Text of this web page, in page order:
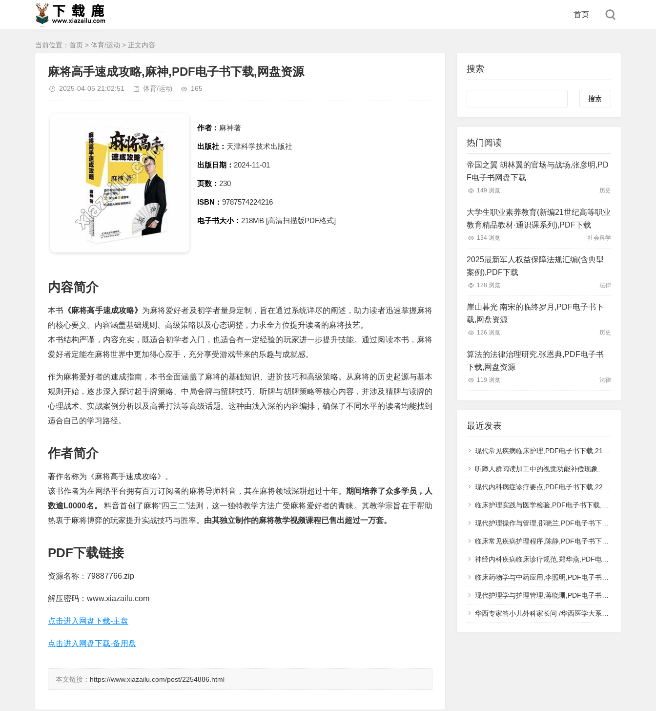
首页
当前位置： 首页 > 体育/运动 > 正文内容
麻将高手速成攻略,麻神,PDF电子书下载,网盘资源
2025-04-05 21:02:51 体育/运动 165
作者： 麻神著
出版社： 天津科学技术出版社
出版日期： 2024-11-01
页数： 230
ISBN： 9787574224216
电子书大小： 218MB [高清扫描版PDF格式]
内容简介
本书 《麻将高手速成攻略》 为麻将爱好者及初学者量身定制，旨在通过系统详尽的阐述，助力读者迅速掌握麻将
的核心要义。内容涵盖基础规则、高级策略以及心态调整，力求全方位提升读者的麻将技艺。
本书结构严谨，内容充实，既适合初学者入门，也适合有一定经验的玩家进一步提升技能。通过阅读本书，麻将
爱好者定能在麻将世界中更加得心应手，充分享受游戏带来的乐趣与成就感。
作为麻将爱好者的速成指南，本书全面涵盖了麻将的基础知识、进阶技巧和高级策略。从麻将的历史起源与基本
规则开始，逐步深入探讨起手牌策略、中局舍牌与留牌技巧、听牌与胡牌策略等核心内容，并涉及猜牌与读牌的
心理战术、实战案例分析以及高番打法等高级话题。这种由浅入深的内容编排，确保了不同水平的读者均能找到
适合自己的学习路径。
作者简介
著作名称为《麻将高手速成攻略》。
该书作者为在网络平台拥有百万订阅者的麻将导师料音，其在麻将领域深耕超过十年。期间培养了众多学员，人
数逾L0000名。
料音首创了麻将“四三二”法则，这一独特教学方法广受麻将爱好者的青睐。其教学宗旨在于帮助
热衷于麻将博弈的玩家提升实战技巧与胜率。 由其独立制作的麻将教学视频课程已售出超过一万套。
PDF下载链接
资源名称：79887766.zip
解压密码：www.xiazailu.com
点击进入网盘下载-主盘
点击进入网盘下载-备用盘
本文链接： https://www.xiazailu.com/post/2254886.html
搜索
Search
热门阅读
帝国之翼 胡林翼的官场与战场,张彦明,PD
F电子书网盘下载
149 浏览 历史
大学生职业素养教育(新编21世纪高等职业
教育精品教材·通识课系列),PDF下载
134 浏览 社会科学
2025最新军人权益保障法规汇编(含典型
案例),PDF下载
128 浏览 法律
崖山暮光 南宋的临终岁月,PDF电子书下
载,网盘资源
126 浏览 历史
算法的法律治理研究,张恩典,PDF电子书
下载,网盘资源
119 浏览 法律
最近发表
现代常见疾病临床护理,PDF电子书下载,217MB,网盘资源
听障人群阅读加工中的视觉功能补偿现象,秦钊,PDF电子书下载,网盘资源
现代内科病症诊疗要点,PDF电子书下载,223MB,网盘资源
临床护理实践与医学检验,PDF电子书下载,193MB,网盘资源
现代护理操作与管理,邵晓兰,PDF电子书下载,242MB,网盘资源
临床常见疾病护理程序,陈静,PDF电子书下载,185MB,网盘资源
神经内科疾病临床诊疗规范,郑华燕,PDF电子书下载,188MB,网盘资源
临床药物学与中药应用,李照明,PDF电子书下载,202MB,网盘资源
现代护理学与护理管理,蒋晓珊,PDF电子书下载,223MB,网盘资源
华西专家答小儿外科家长问 /华西医学大系?医学科普,PDF电子书网盘下载